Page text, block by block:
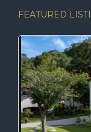
FEATURED